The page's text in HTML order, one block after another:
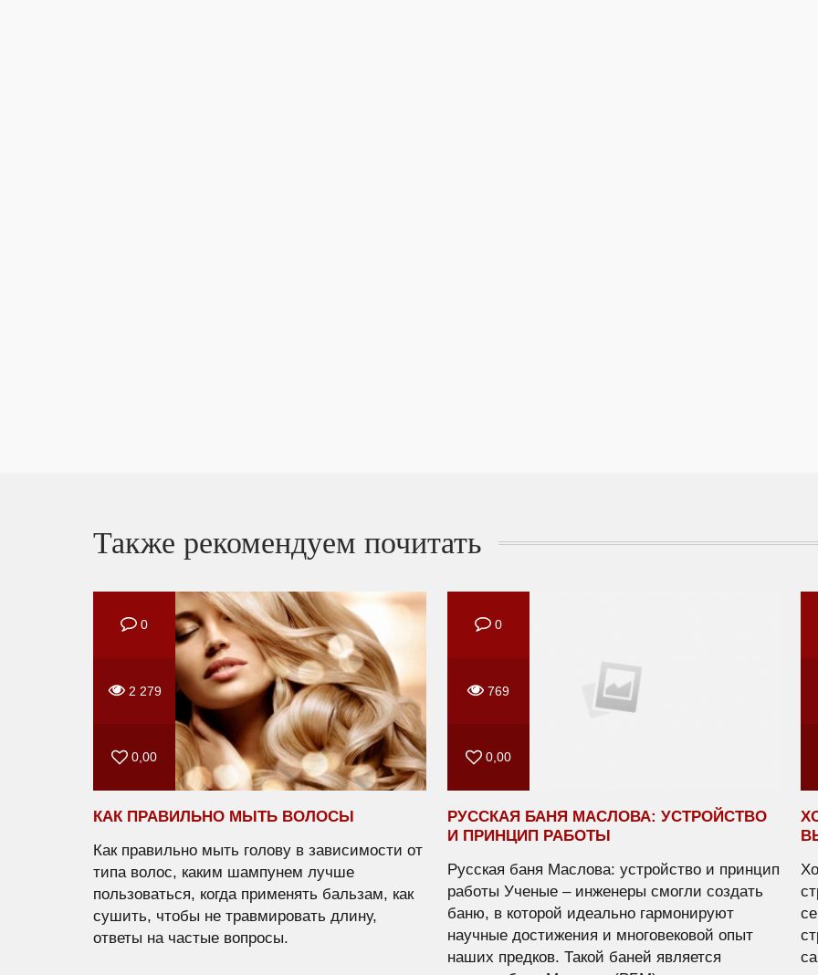
Также рекомендуем почитать
0
2 279
0,00
КАК ПРАВИЛЬНО МЫТЬ ВОЛОСЫ
Как правильно мыть голову в зависимости от
типа волос, каким шампунем лучше
пользоваться, когда применять бальзам, как
сушить, чтобы не травмировать длину,
ответы на частые вопросы.
0
769
0,00
РУССКАЯ БАНЯ МАСЛОВА: УСТРОЙСТВО
И ПРИНЦИП РАБОТЫ
Русская баня Маслова: устройство и принцип
работы Ученые – инженеры смогли создать
баню, в которой идеально гармонируют
научные достижения и многовековой опыт
наших предков. Такой баней является